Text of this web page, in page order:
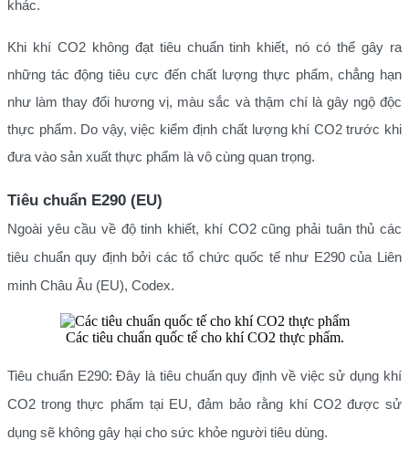
khác.
Khi khí CO2 không đạt tiêu chuẩn tinh khiết, nó có thể gây ra
những tác động tiêu cực đến chất lượng thực phẩm, chẳng hạn
như làm thay đổi hương vị, màu sắc và thậm chí là gây ngộ độc
thực phẩm. Do vậy, việc kiểm định chất lượng khí CO2 trước khi
đưa vào sản xuất thực phẩm là vô cùng quan trọng.
Tiêu chuẩn E290 (EU)
Ngoài yêu cầu về độ tinh khiết, khí CO2 cũng phải tuân thủ các
tiêu chuẩn quy định bởi các tổ chức quốc tế như E290 của Liên
minh Châu Âu (EU), Codex.
Các tiêu chuẩn quốc tế cho khí CO2 thực phẩm.
Tiêu chuẩn E290: Đây là tiêu chuẩn quy định về việc sử dụng khí
CO2 trong thực phẩm tại EU, đảm bảo rằng khí CO2 được sử
dụng sẽ không gây hại cho sức khỏe người tiêu dùng.